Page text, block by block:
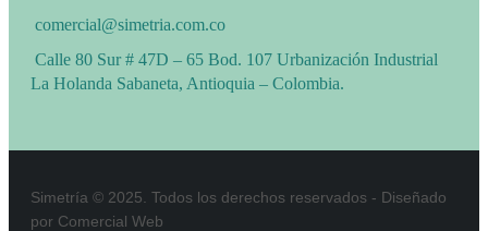
comercial@simetria.com.co
Calle 80 Sur # 47D – 65 Bod. 107 Urbanización Industrial
La Holanda Sabaneta, Antioquia – Colombia.
Simetría © 2025. Todos los derechos reservados - Diseñado
por Comercial Web